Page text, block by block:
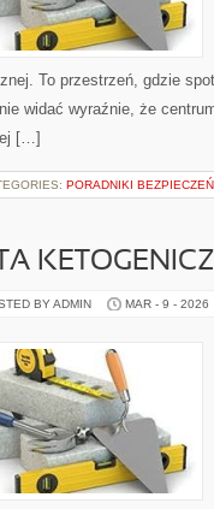
To przestrzeń, gdzie
widać wyraźnie, że
[…]
PORADNIKI
BY ADMIN MAR - 9 - 2026